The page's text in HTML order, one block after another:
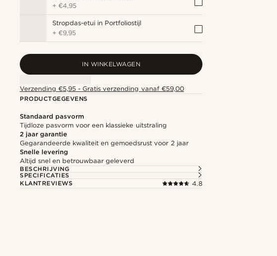
+€4,95
Stropdas-etui in Portfoliostijl
+€9,95
IN WINKELWAGEN
Verzending €5,95 - Gratis verzending vanaf €59,00
PRODUCTGEGEVENS
Standaard pasvorm
Tijdloze pasvorm voor een klassieke uitstraling
2 jaar garantie
Gegarandeerde kwaliteit en gemoedsrust voor 2 jaar
Snelle levering
Altijd snel en betrouwbaar geleverd
BESCHRIJVING
SPECIFICATIES
KLANTREVIEWS
4.8